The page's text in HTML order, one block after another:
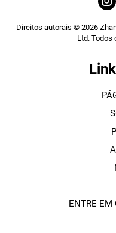
Direitos autorais © 2026
Ltd. Todos
ENTRE EM